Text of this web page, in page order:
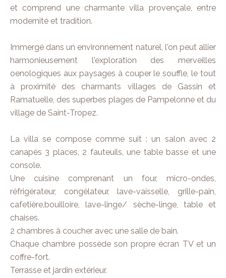
et comprend une charmante villa provençale, entre
modernité et tradition.
Immergé dans un environnement naturel, l'on peut allier
harmonieusement l'exploration des merveilles
oenologiques aux paysages à couper le souffle, le tout
à proximité des charmants villages de Gassin et
Ramatuelle, des superbes plages de Pampelonne et du
village de Saint-Tropez.
La villa se compose comme suit : un salon avec 2
canapés 3 places, 2 fauteuils, une table basse et une
console.
Une cuisine comprenant un four, micro-ondes,
réfrigérateur, congélateur, lave-vaisselle, grille-pain,
cafetière,bouilloire, lave-linge/ sèche-linge, table et
chaises.
2 chambres à coucher avec une salle de bain.
Chaque chambre possède son propre écran TV et un
coffre-fort.
Terrasse et jardin extérieur.